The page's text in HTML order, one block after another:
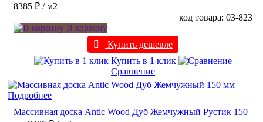
8385 ₽ / м2
код товара: 03-823
В корзину
Купить дешевле
Купить в 1 клик
Сравнение
Подробнее
Массивная доска Antic Wood Дуб Жемчужный Рустик 150